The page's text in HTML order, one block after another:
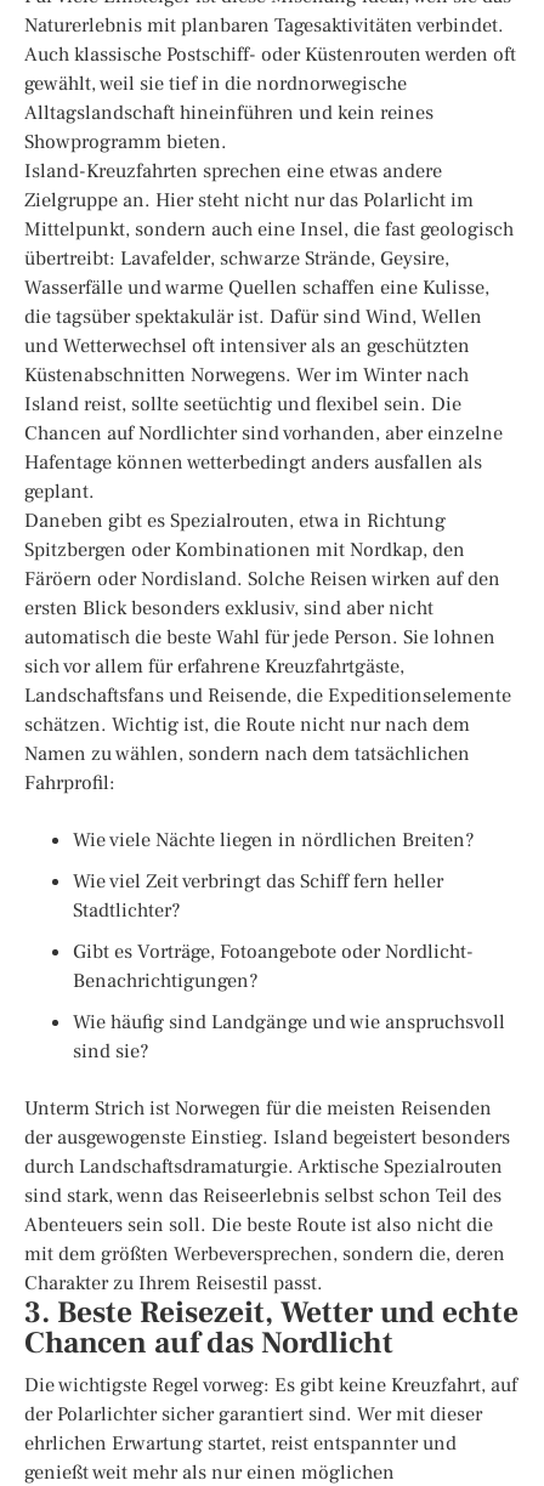
Naturerlebnis mit planbaren Tagesaktivitäten verbindet.
Auch klassische Postschiff- oder Küstenrouten werden oft
gewählt, weil sie tief in die nordnorwegische
Alltagslandschaft hineinführen und kein reines
Showprogramm bieten.
Island-Kreuzfahrten sprechen eine etwas andere
Zielgruppe an. Hier steht nicht nur das Polarlicht im
Mittelpunkt, sondern auch eine Insel, die fast geologisch
übertreibt: Lavafelder, schwarze Strände, Geysire,
Wasserfälle und warme Quellen schaffen eine Kulisse,
die tagsüber spektakulär ist. Dafür sind Wind, Wellen
und Wetterwechsel oft intensiver als an geschützten
Küstenabschnitten Norwegens. Wer im Winter nach
Island reist, sollte seetüchtig und flexibel sein. Die
Chancen auf Nordlichter sind vorhanden, aber einzelne
Hafentage können wetterbedingt anders ausfallen als
geplant.
Daneben gibt es Spezialrouten, etwa in Richtung
Spitzbergen oder Kombinationen mit Nordkap, den
Färöern oder Nordisland. Solche Reisen wirken auf den
ersten Blick besonders exklusiv, sind aber nicht
automatisch die beste Wahl für jede Person. Sie lohnen
sich vor allem für erfahrene Kreuzfahrtgäste,
Landschaftsfans und Reisende, die Expeditionselemente
schätzen. Wichtig ist, die Route nicht nur nach dem
Namen zu wählen, sondern nach dem tatsächlichen
Fahrprofil:
Wie viele Nächte liegen in nördlichen Breiten?
Wie viel Zeit verbringt das Schiff fern heller
Stadtlichter?
Gibt es Vorträge, Fotoangebote oder Nordlicht-
Benachrichtigungen?
Wie häufig sind Landgänge und wie anspruchsvoll
sind sie?
Unterm Strich ist Norwegen für die meisten Reisenden
der ausgewogenste Einstieg. Island begeistert besonders
durch Landschaftsdramaturgie. Arktische Spezialrouten
sind stark, wenn das Reiseerlebnis selbst schon Teil des
Abenteuers sein soll. Die beste Route ist also nicht die
mit dem größten Werbeversprechen, sondern die, deren
Charakter zu Ihrem Reisestil passt.
3. Beste Reisezeit, Wetter und echte
Chancen auf das Nordlicht
Die wichtigste Regel vorweg: Es gibt keine Kreuzfahrt, auf
der Polarlichter sicher garantiert sind. Wer mit dieser
ehrlichen Erwartung startet, reist entspannter und
genießt weit mehr als nur einen möglichen